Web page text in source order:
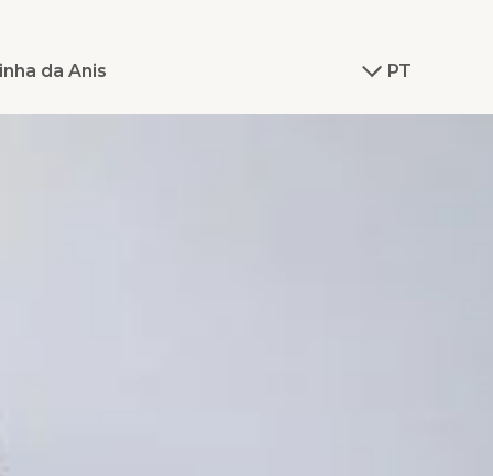
da Anis PT